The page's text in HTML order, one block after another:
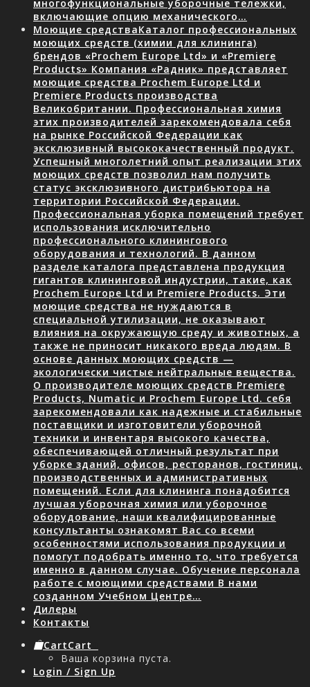
многофункциональные уборочные тележки,
включающие опцию механического…
Моющие средстваКаталог профессиональных
моющих средств (химии для клининга)
брендов «Prochem Europe Ltd» и «Premiere
Products» Компания «Радник» представляет
моющие средства Prochem Europe Ltd и
Premiere Products производства
Великобритании. Профессиональная химия
этих производителей зарекомендовала себя
на рынке Российской Федерации как
эксклюзивный высококачественный продукт.
Успешный многолетний опыт реализации этих
моющих средств позволил нам получить
статус эксклюзивного дистрибьютора на
территории Российской Федерации.
Профессиональная уборка помещений требует
использования исключительно
профессионального клинингового
оборудования и технологий. В данном
разделе каталога представлена продукция
гигантов клининговой индустрии, такие, как
Prochem Europe Ltd и Premiere Products. Эти
моющие средства не нуждаются в
специальной утилизации, не оказывают
влияния на окружающую среду и животных, а
также не приносит никакого вреда людям. В
основе данных моющих средств —
экологически чистые нейтральные вещества.
О производителе моющих средств Premiere
Products, Numatic и Prochem Europe Ltd. себя
зарекомендовали как надежные и стабильные
поставщики и изготовители уборочной
техники и инвентаря высокого качества,
обеспечивающей отличный результат при
уборке зданий, офисов, ресторанов, гостиниц,
производственных и административных
помещений. Если для клининга понадобится
лучшая уборочная химия или уборочное
оборудование, наши квалифицированные
консультанты ознакомят Вас со всеми
особенностями использования продукции и
помогут подобрать именно то, что требуется
именно в данном случае. Обучение персонала
работе с моющими средствами В нами
созданном Учебном Центре…
Дилеры
Контакты
CartCart
Ваша корзина пуста.
Login / Sign Up